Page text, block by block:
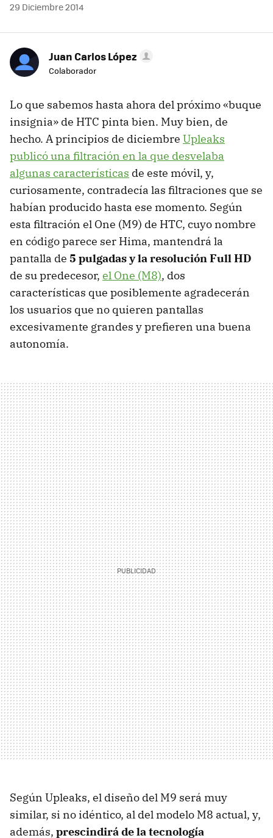
29 Diciembre 2014
Juan Carlos López
Colaborador
Lo que sabemos hasta ahora del próximo «buque
insignia» de HTC pinta bien. Muy bien, de
hecho. A principios de diciembre Upleaks
publicó una filtración en la que desvelaba
algunas características de este móvil, y,
curiosamente, contradecía las filtraciones que se
habían producido hasta ese momento. Según
esta filtración el One (M9) de HTC, cuyo nombre
en código parece ser Hima, mantendrá la
pantalla de 5 pulgadas y la resolución Full HD
de su predecesor, el One (M8), dos
características que posiblemente agradecerán
los usuarios que no quieren pantallas
excesivamente grandes y prefieren una buena
autonomía.
Según Upleaks, el diseño del M9 será muy
similar, si no idéntico, al del modelo M8 actual, y,
además, prescindirá de la tecnología